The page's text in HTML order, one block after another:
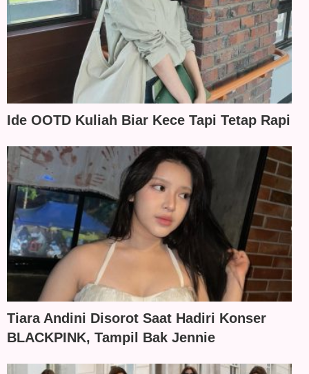
Ide OOTD Kuliah Biar Kece Tapi Tetap Rapi
Tiara Andini Disorot Saat Hadiri Konser
BLACKPINK, Tampil Bak Jennie